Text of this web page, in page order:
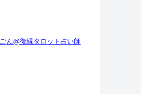
ごん@復縁タロット占い師